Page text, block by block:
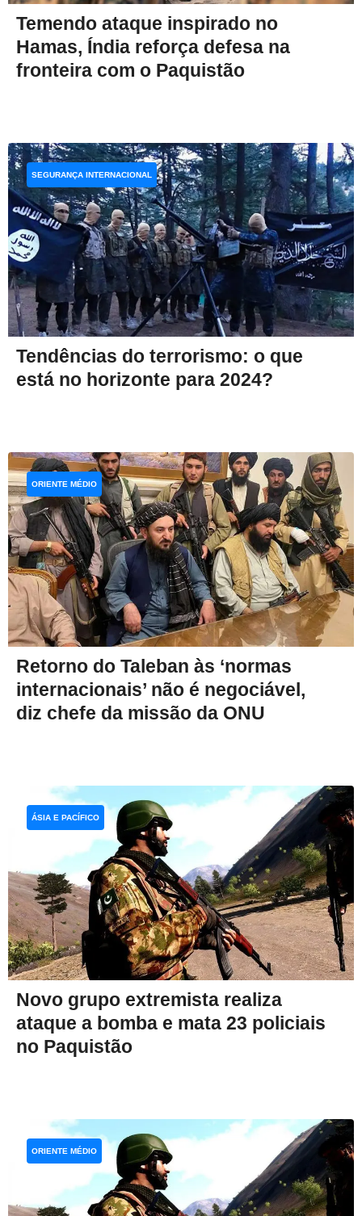
Temendo ataque inspirado no
Hamas, Índia reforça defesa na
fronteira com o Paquistão
Tendências do terrorismo: o que
está no horizonte para 2024?
SEGURANÇA INTERNACIONAL
Retorno do Taleban às ‘normas
internacionais’ não é negociável,
diz chefe da missão da ONU
ORIENTE MÉDIO
Novo grupo extremista realiza
ataque a bomba e mata 23 policiais
no Paquistão
ÁSIA E PACÍFICO
ORIENTE MÉDIO